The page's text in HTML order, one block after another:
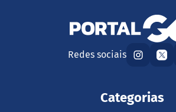
Redes sociais
Categorias